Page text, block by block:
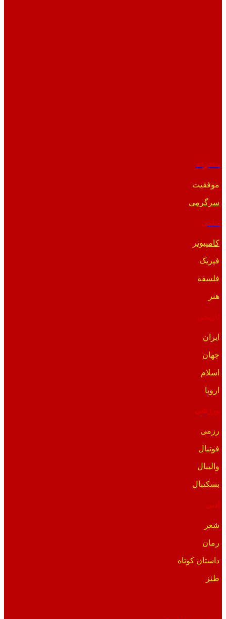
موفقیت
سرگرمی
کامپیوتر
فیزیک
فلسفه
هنر
ایران
جهان
اسلام
اروپا
ورزشی
رزمی
فوتبال
والیبال
بسکتبال
ادبی
شعر
رمان
داستان کوتاه
طنز